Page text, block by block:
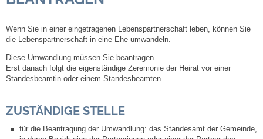
Ortsrecht
Haushalt 2026
Wenn Sie in einer eingetragenen Lebenspartnerschaft leben, können Sie
die Lebenspartnerschaft in eine Ehe umwandeln.
Diese Umwandlung müssen Sie beantragen.
Erst danach folgt die eigenständige Zeremonie der Heirat vor einer
Standesbeamtin oder einem Standesbeamten.
ZUSTÄNDIGE STELLE
für die Beantragung der Umwandlung: das Standesamt der Gemeinde,